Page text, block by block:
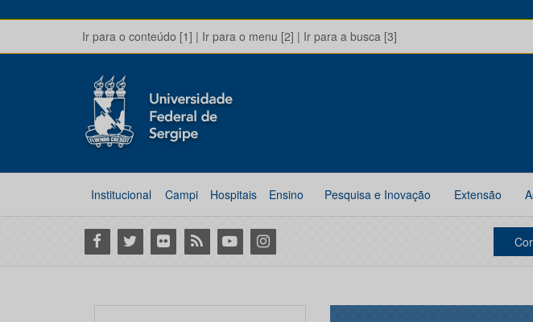
Ir para o conteúdo [1] | Ir para o menu [2] | Ir para a busca [3]
Institucional Campi Hospitais Ensino Pesquisa e Inovação Extensão
Facebook
Twitter Flickr RSS YoutubeInstagram